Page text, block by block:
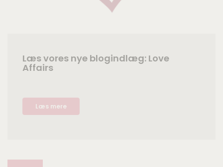
Læs vores nye blogindlæg: Love
Affairs
Læs mere